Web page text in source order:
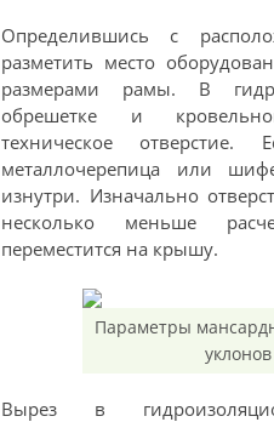
Определившись с
разметить место
размерами рамы. В
обрешетке и
техническое
металлочерепица или
изнутри. Изначально
несколько меньше
переместится на крышу.
Параметры
Вырез в